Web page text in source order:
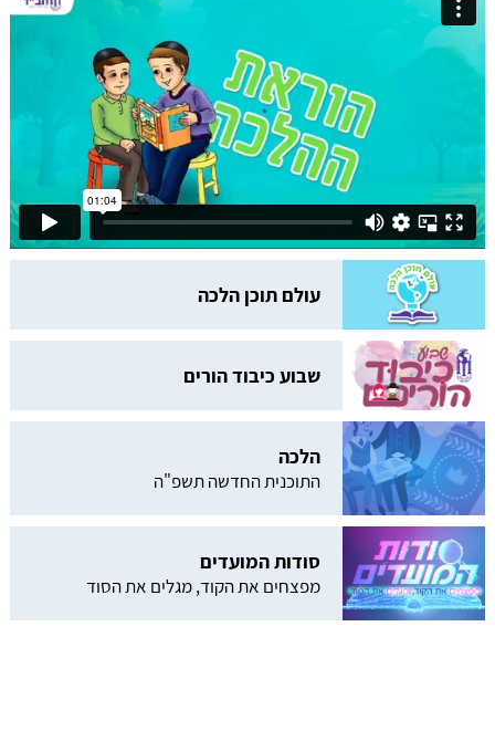
עולם תוכן הלכה
שבוע כיבוד הורים
הלכה
התוכנית החדשה תשפ"ה
סודות המועדים
מפצחים את הקוד, מגלים את הסוד